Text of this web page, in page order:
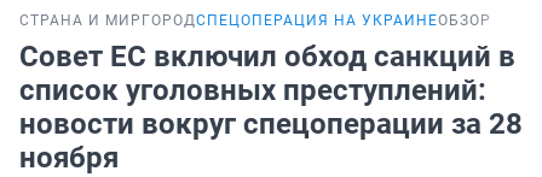
СТРАНА И МИР ГОРОДСПЕЦОПЕРАЦИЯ НА УКРАИНЕОБЗОР
Совет ЕС включил обход санкций в
список уголовных преступлений:
новости вокруг спецоперации за 28
ноября